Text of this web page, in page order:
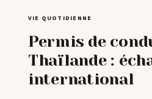
VISITER
MÉTÉO
VIE QUOTIDIENNE
Permis de
Thaïlande :
international